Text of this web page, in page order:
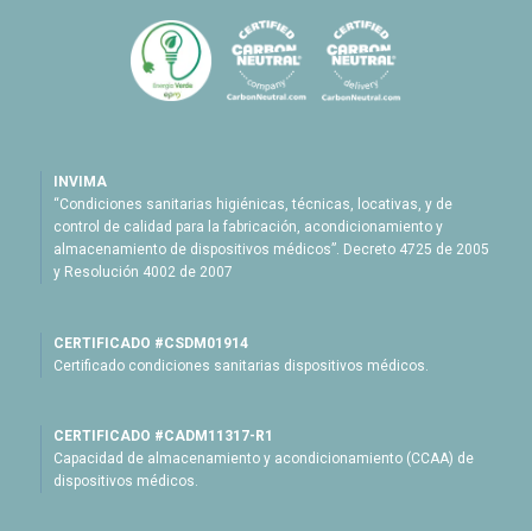
INVIMA
“Condiciones sanitarias higiénicas, técnicas, locativas, y de
control de calidad para la fabricación, acondicionamiento y
almacenamiento de dispositivos médicos”. Decreto 4725 de 2005
y Resolución 4002 de 2007
CERTIFICADO #CSDM01914
Certificado condiciones sanitarias dispositivos médicos.
CERTIFICADO #CADM11317-R1
Capacidad de almacenamiento y acondicionamiento (CCAA) de
dispositivos médicos.